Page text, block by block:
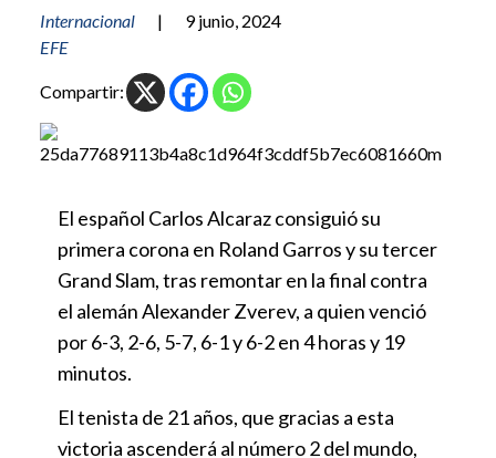
Internacional |
9 junio, 2024
EFE
Compartir:
El español Carlos Alcaraz consiguió su
primera corona en Roland Garros y su tercer
Grand Slam, tras remontar en la final contra
el alemán Alexander Zverev, a quien venció
por 6-3, 2-6, 5-7, 6-1 y 6-2 en 4 horas y 19
minutos.
El tenista de 21 años, que gracias a esta
victoria ascenderá al número 2 del mundo,